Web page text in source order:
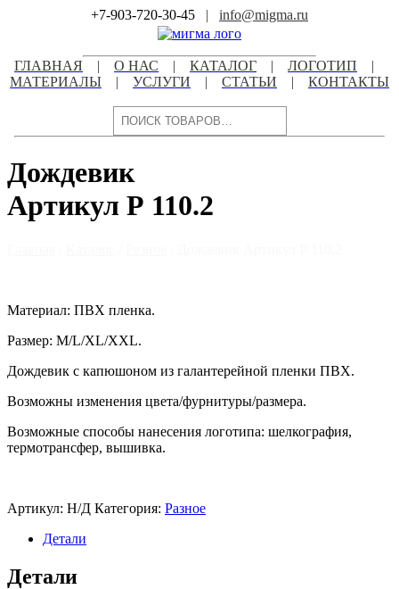
+7-903-720-30-45 | info@migma.ru
ГЛАВНАЯ | О НАС | КАТАЛОГ | ЛОГОТИП
|
МАТЕРИАЛЫ
| УСЛУГИ | СТАТЬИ | КОНТАКТЫ
Поиск
Дождевик
Артикул Р 110.2
Материал: ПВХ пленка.
Размер: M/L/XL/XXL.
Дождевик с капюшоном из галантерейной пленки ПВХ.
Возможны изменения цвета/фурнитуры/размера.
Возможные способы нанесения логотипа: шелкография,
термотрансфер, вышивка.
Артикул: Н/Д Категория: Разное
Детали
Детали